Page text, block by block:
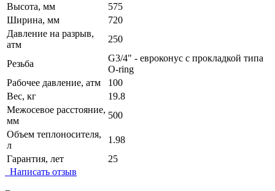
Высота, мм
575
Ширина, мм
720
Давление на разрыв,
атм
250
Резьба
G3/4" - евроконус с прокладкой типа
O-ring
Рабочее давление, атм
100
Вес, кг
19.8
Межосевое расстояние,
мм
500
Объем теплоносителя,
л
1.98
Гарантия, лет
25
Написать отзыв